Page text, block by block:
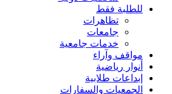
للطلبة فقط
تظاهرات
جامعات
خدمات جامعية
مواقف وآراء
أنوار رياضية
إبداعات طلابية
الجمعيات والسفارات